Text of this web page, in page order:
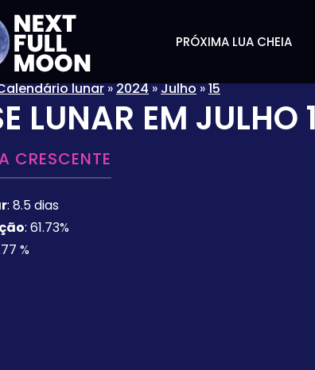
PRÓXIMA LUA CHEIA
lunar»2024»Julho»15
LUNAR EM JULHO
CRESCENTE
: 8.5 dias
: 61.73%
%